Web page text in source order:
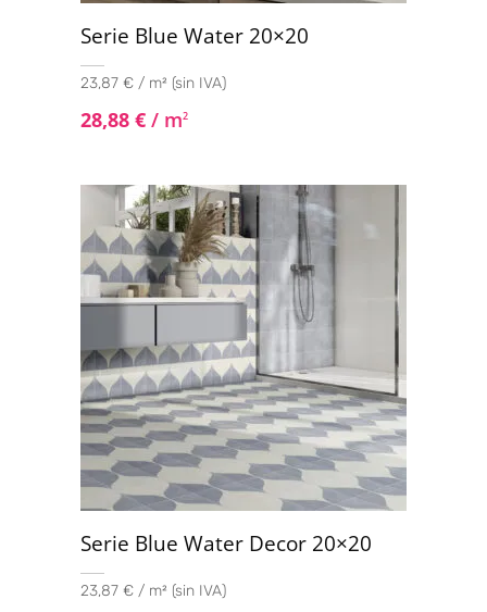
Serie Blue Water 20×20
23,87 € / m² (sin IVA)
28,88 € / m2
Serie Blue Water Decor 20×20
23,87 € / m² (sin IVA)